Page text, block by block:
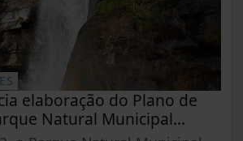
elaboração do Plano de
Natural Municipal...